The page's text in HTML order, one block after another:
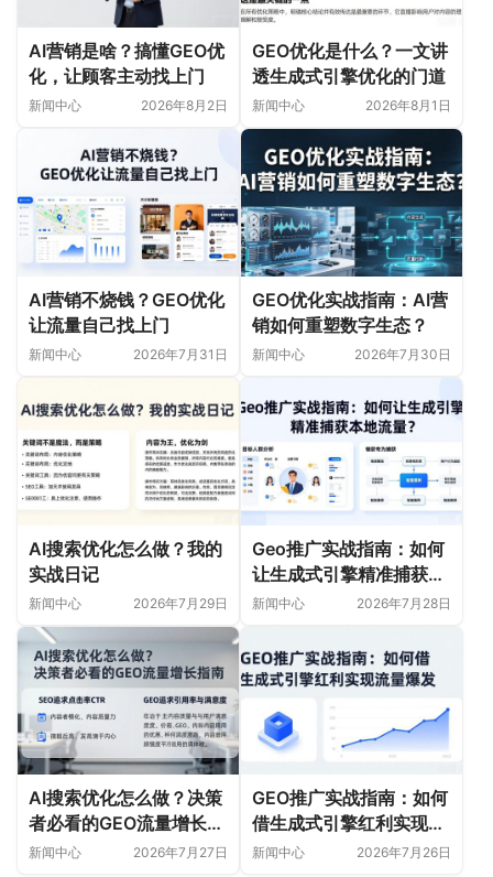
AI营销是啥？搞懂GEO优
化，让顾客主动找上门
新闻中心 2026年8月2日
GEO优化是什么？一文讲
透生成式引擎优化的门道
新闻中心 2026年8月1日
AI营销不烧钱？GEO优化
让流量自己找上门
新闻中心 2026年7月31日
GEO优化实战指南：AI营
销如何重塑数字生态？
新闻中心 2026年7月30日
AI搜索优化怎么做？我的
实战日记
新闻中心 2026年7月29日
Geo推广实战指南：如何
让生成式引擎精准捕获本
地流量？
新闻中心 2026年7月28日
AI搜索优化怎么做？决策
者必看的GEO流量增长指
南
新闻中心 2026年7月27日
GEO推广实战指南：如何
借生成式引擎红利实现流
量爆发
新闻中心 2026年7月26日